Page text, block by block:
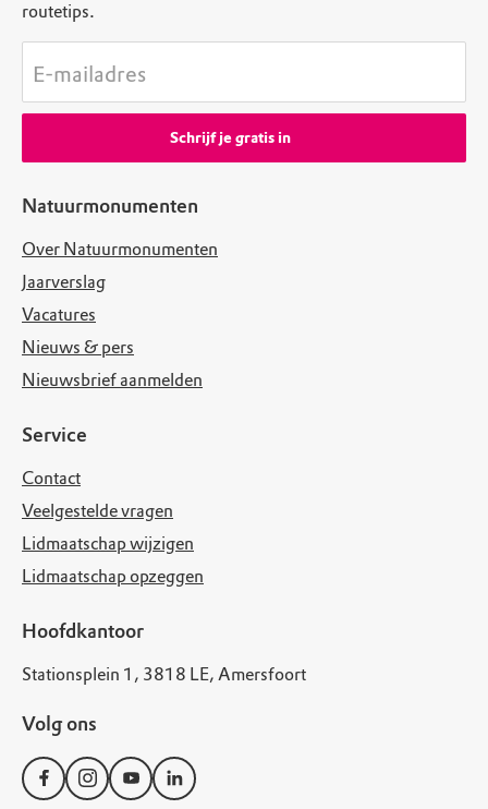
Natuurmonumenten
Over Natuurmonumenten
Jaarverslag
Vacatures
Nieuws & pers
Nieuwsbrief aanmelden
Service
Contact
Veelgestelde vragen
Lidmaatschap wijzigen
Lidmaatschap opzeggen
Hoofdkantoor
Stationsplein 1, 3818 LE, Amersfoort
Volg ons
routetips.
E-mailadres
Schrijf je gratis in